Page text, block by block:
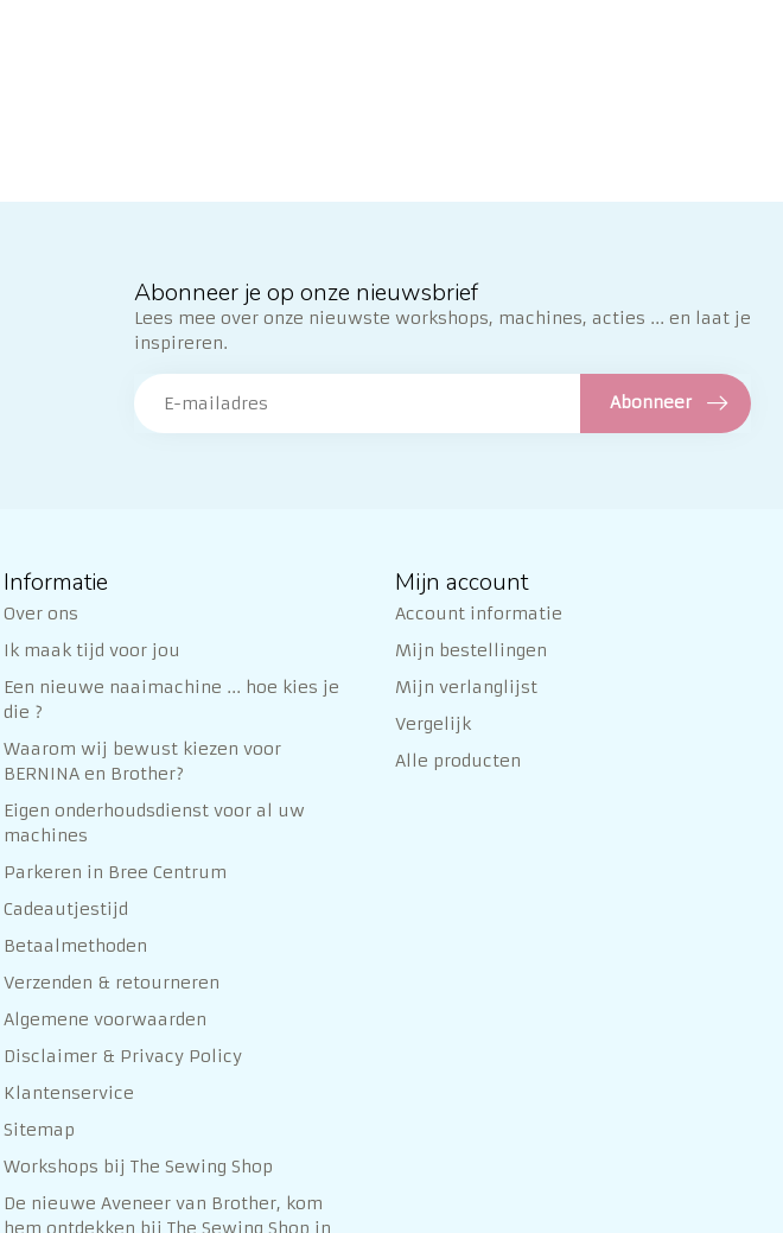
Abonneer je op onze nieuwsbrief
Lees mee over onze nieuwste workshops, machines, acties ... en laat je
inspireren.
Abonneer
Informatie
Over ons
Ik maak tijd voor jou
Een nieuwe naaimachine ... hoe kies je
die ?
Waarom wij bewust kiezen voor
BERNINA en Brother?
Eigen onderhoudsdienst voor al uw
machines
Parkeren in Bree Centrum
Cadeautjestijd
Betaalmethoden
Verzenden & retourneren
Algemene voorwaarden
Disclaimer & Privacy Policy
Klantenservice
Sitemap
Workshops bij The Sewing Shop
De nieuwe Aveneer van Brother, kom
hem ontdekken bij The Sewing Shop in
Mijn account
Account informatie
Mijn bestellingen
Mijn verlanglijst
Vergelijk
Alle producten